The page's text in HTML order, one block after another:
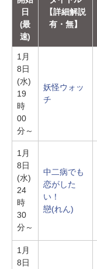
日
(最
速)
【詳細解説
有・無】
1月
8日
(水)
19
時
00
分～
妖怪ウォッ
チ
1月
8日
(水)
24
時
30
分～
中二病でも
恋がした
い！
戀(れん)
1月
8日